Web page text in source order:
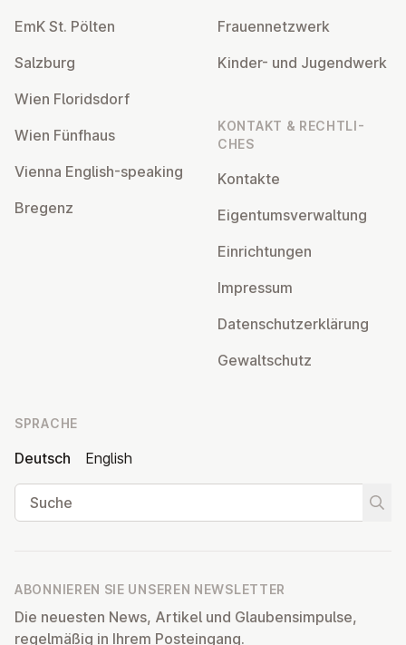
EmK St. Pölten
Salzburg
Wien Flo­rids­dorf
Wien Fünfhaus
Vienna English-speaking
Bregenz
Frau­en­netz­werk
Kinder- und Ju­gend­werk
KONTAKT & RECHT­LI­
CHES
Kontakte
Ei­gen­tums­ver­wal­tung
Ein­rich­tun­gen
Impressum
Da­ten­schutz­er­klä­rung
Ge­walt­schutz
SPRACHE
Deutsch
English
Suche
ABONNIEREN SIE UNSEREN NEWSLETTER
Die neuesten News, Artikel und Glaubensimpulse,
regelmäßig in Ihrem Posteingang.